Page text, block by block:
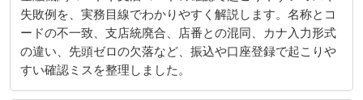
失敗例を、実務目線でわかりやすく解説します。名称とコ
ードの不一致、支店統廃合、店番との混同、カナ入力形式
の違い、先頭ゼロの欠落など、振込や口座登録で起こりや
すい確認ミスを整理しました。